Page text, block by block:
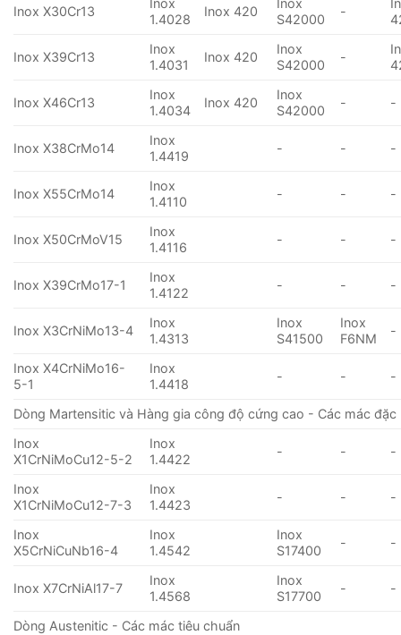
Inox X30Cr13
Inox
1.4028
Inox 420
Inox
S42000
-
Inox X39Cr13
Inox
1.4031
Inox 420
Inox
S42000
-
Inox X46Cr13
Inox
1.4034
Inox 420
Inox
S42000
- -
Inox X38CrMo14
Inox
1.4419
- - -
Inox X55CrMo14
Inox
1.4110
- - -
Inox X50CrMoV15
Inox
1.4116
- - -
Inox X39CrMo17-1
Inox
1.4122
- - -
Inox X3CrNiMo13-4
Inox
1.4313
Inox
S41500
Inox
F6NM
-
Inox X4CrNiMo16-
5-1
Inox
1.4418
- - -
Dòng Martensitic và Hàng gia công độ cứng cao - Các mác đặc
Inox
X1CrNiMoCu12-5-2
Inox
1.4422
- - -
Inox
X1CrNiMoCu12-7-3
Inox
1.4423
- - -
Inox
X5CrNiCuNb16-4
Inox
1.4542
Inox
S17400
- -
Inox X7CrNiAl17-7
Inox
1.4568
Inox
S17700
- -
Dòng Austenitic - Các mác tiêu chuẩn